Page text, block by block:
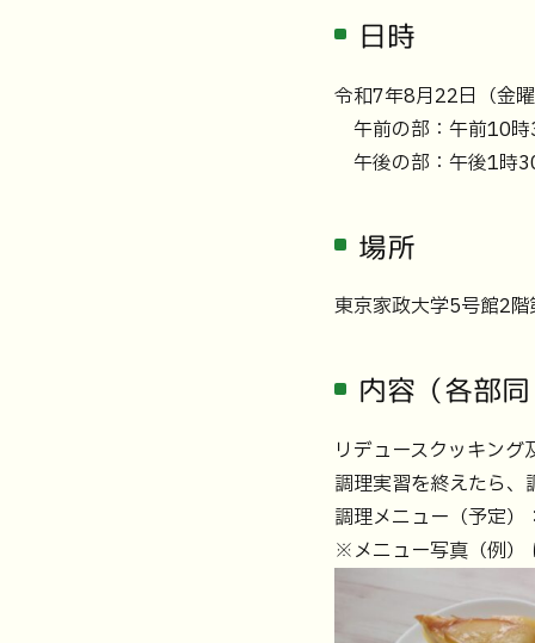
日時
令和7年8月22日（金
午前の部：午前10
午後の部：午後1時
場所
東京家政大学5号館2
内容（各部
リデュースクッキン
調理実習を終えたら
調理メニュー（予定）
※メニュー写真（例）